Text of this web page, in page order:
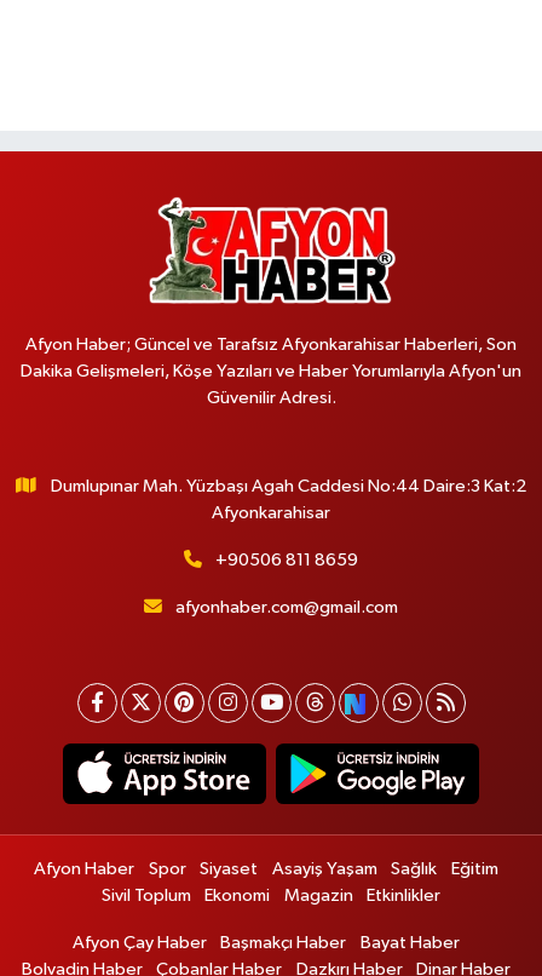
Afyon Haber; Güncel ve Tarafsız Afyonkarahisar Haberleri, Son
Dakika Gelişmeleri, Köşe Yazıları ve Haber Yorumlarıyla Afyon'un
Güvenilir Adresi.
Dumlupınar Mah. Yüzbaşı Agah Caddesi No:44 Daire:3 Kat:2
Afyonkarahisar
+90506 811 8659
afyonhaber.com@gmail.com
Afyon Haber Spor Siyaset Asayiş Yaşam Sağlık
Eğitim
Sivil Toplum
Ekonomi Magazin Etkinlikler
Afyon Çay Haber Başmakçı Haber
Bayat Haber
Bolvadin Haber
Çobanlar Haber Dazkırı Haber Dinar Haber